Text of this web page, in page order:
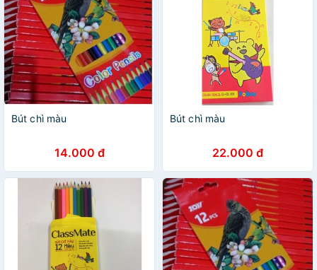
Bút chì màu
14.000 đ
Bút chì màu
22.000 đ